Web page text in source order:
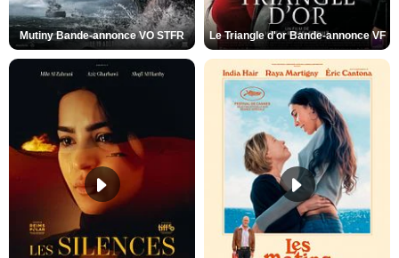
Mutiny Bande-annonce VO STFR Le Triangle d'or Bande-annonce VF